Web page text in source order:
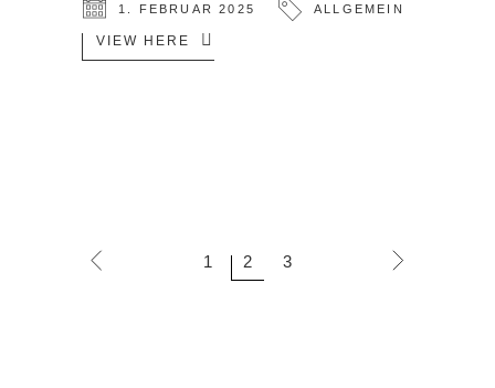
1. FEBRUAR 2025 ALLGEMEIN
VIEW HERE
1 2 3